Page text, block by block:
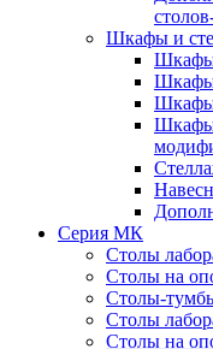
Шкафы и
Шкафы
Шкафы
Шкафы
Шкафы
Серия МК
Столы
Столы на
Столы-
Столы
Столы на